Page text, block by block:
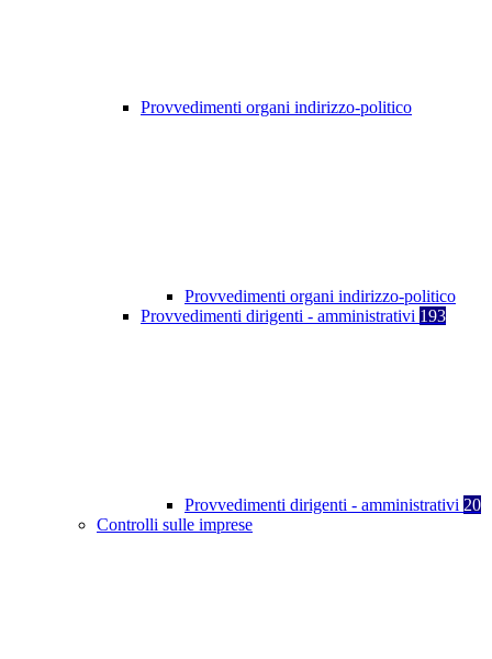
Provvedimenti organi indirizzo-politico
Provvedimenti organi indirizzo-politico
Provvedimenti dirigenti - amministrativi 193
Provvedimenti dirigenti - amministrativi 20
Controlli sulle imprese